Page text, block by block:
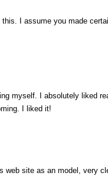
I assume you made
myself. I absolutely liked
I liked it!
web site as an model, very